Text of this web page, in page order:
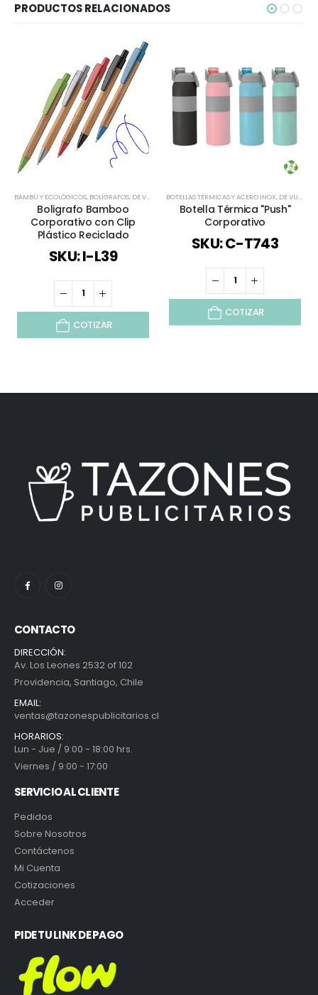
PRODUCTOS RELACIONADOS
BAMBÚ Y ECOLÓGICOS, BOLÍGRAFOS, DE VUELTA AL COLEGIO
Boligrafo Bamboo
Corporativo con Clip
Plástico Reciclado
SKU: I-L39
COTIZAR
BOTELLAS TÉRMICAS Y ACERO INOX, DE VUELTA AL COLEGIO
Botella Térmica "Push"
Corporativo
SKU: C-T743
COTIZAR
CONTACTO
DIRECCIÓN:
Av. Los Leones 2532 of 102
Providencia, Santiago, Chile
EMAIL:
ventas@tazonespublicitarios.cl
HORARIOS:
Lun - Jue / 9:00 - 18:00 hrs.
Viernes / 9:00 - 17:00
SERVICIO AL CLIENTE
Pedidos
Sobre Nosotros
Contáctenos
Mi Cuenta
Cotizaciones
Acceder
PIDE TU LINK DE PAGO